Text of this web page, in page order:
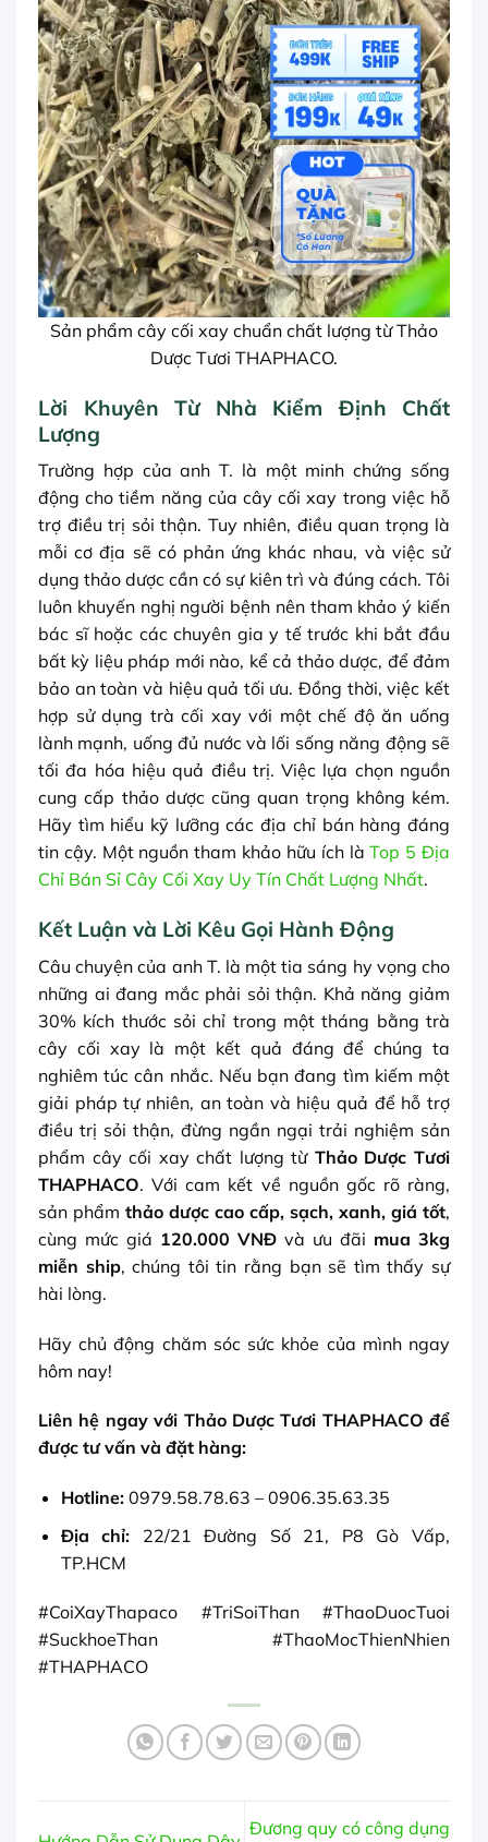
Sản phẩm cây cối xay chuẩn chất lượng từ Thảo
Dược Tươi THAPHACO.
Lời Khuyên Từ Nhà Kiểm Định Chất
Lượng
Trường hợp của anh T. là một minh chứng sống
động cho tiềm năng của cây cối xay trong việc hỗ
trợ điều trị sỏi thận. Tuy nhiên, điều quan trọng là
mỗi cơ địa sẽ có phản ứng khác nhau, và việc sử
dụng thảo dược cần có sự kiên trì và đúng cách. Tôi
luôn khuyến nghị người bệnh nên tham khảo ý kiến
bác sĩ hoặc các chuyên gia y tế trước khi bắt đầu
bất kỳ liệu pháp mới nào, kể cả thảo dược, để đảm
bảo an toàn và hiệu quả tối ưu. Đồng thời, việc kết
hợp sử dụng trà cối xay với một chế độ ăn uống
lành mạnh, uống đủ nước và lối sống năng động sẽ
tối đa hóa hiệu quả điều trị. Việc lựa chọn nguồn
cung cấp thảo dược cũng quan trọng không kém.
Hãy tìm hiểu kỹ lưỡng các địa chỉ bán hàng đáng
tin cậy. Một nguồn tham khảo hữu ích làTop 5 Địa
Chỉ Bán Sỉ Cây Cối Xay Uy Tín Chất Lượng Nhất.
Kết Luận và Lời Kêu Gọi Hành Động
Câu chuyện của anh T. là một tia sáng hy vọng cho
những ai đang mắc phải sỏi thận. Khả năng giảm
30% kích thước sỏi chỉ trong một tháng bằng trà
cây cối xay là một kết quả đáng để chúng ta
nghiêm túc cân nhắc. Nếu bạn đang tìm kiếm một
giải pháp tự nhiên, an toàn và hiệu quả để hỗ trợ
điều trị sỏi thận, đừng ngần ngại trải nghiệm sản
phẩm cây cối xay chất lượng từ Thảo Dược Tươi
THAPHACO. Với cam kết về nguồn gốc rõ ràng,
sản phẩm thảo dược cao cấp, sạch, xanh, giá tốt,
cùng mức giá 120.000 VNĐ và ưu đãi mua 3kg
miễn ship, chúng tôi tin rằng bạn sẽ tìm thấy sự
hài lòng.
Hãy chủ động chăm sóc sức khỏe của mình ngay
hôm nay!
Liên hệ ngay với Thảo Dược Tươi THAPHACO để
được tư vấn và đặt hàng:
Hotline:0979.58.78.63 – 0906.35.63.35
Địa chỉ: 22/21 Đường Số 21, P8 Gò Vấp,
TP.HCM
#CoiXayThapaco #TriSoiThan #ThaoDuocTuoi
#SuckhoeThan #ThaoMocThienNhien
#THAPHACO
Đương quy có công dụng